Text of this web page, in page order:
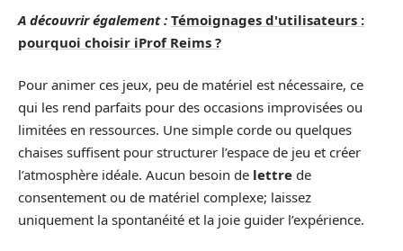
A découvrir également : Témoignages d'utilisateurs :
pourquoi choisir iProf Reims ?
Pour animer ces jeux, peu de matériel est nécessaire, ce
qui les rend parfaits pour des occasions improvisées ou
limitées en ressources. Une simple corde ou quelques
chaises suffisent pour structurer l’espace de jeu et créer
l’atmosphère idéale. Aucun besoin de lettre de
consentement ou de matériel complexe; laissez
uniquement la spontanéité et la joie guider l’expérience.